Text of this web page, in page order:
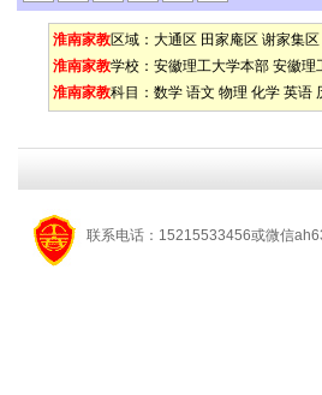
淮南家教区域： 大通区 田家庵区 谢家集区
淮南家教学校： 安徽理工大学本部 安徽理
淮南家教科目： 数学 语文 物理 化学 英语
联系电话：15215533456或微信